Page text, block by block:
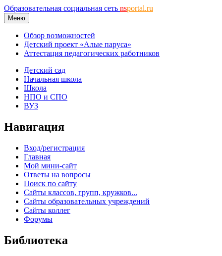
Образовательная социальная сеть nsportal.ru
Меню
Обзор возможностей
Детский проект «Алые паруса»
Аттестация педагогических работников
Детский сад
Начальная школа
Школа
НПО и СПО
ВУЗ
Навигация
Вход/регистрация
Главная
Мой мини-сайт
Ответы на вопросы
Поиск по сайту
Сайты классов, групп, кружков...
Сайты образовательных учреждений
Сайты коллег
Форумы
Библиотека